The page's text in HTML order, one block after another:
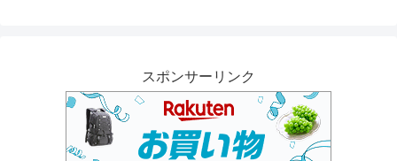
スポンサーリンク